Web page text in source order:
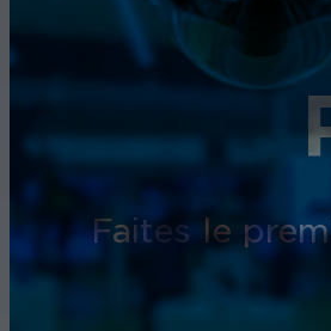
Faites le